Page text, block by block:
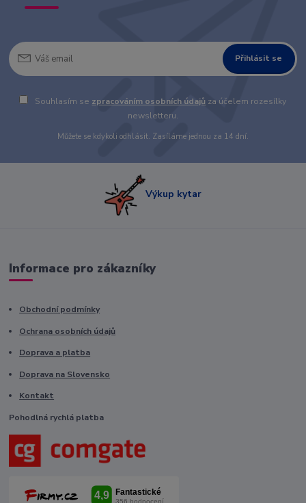
Přihlásit se
Souhlasím se zpracováním osobních údajů za účelem rozesílky
newsletteru.
Můžete se kdykoli odhlásit. Zasíláme jednou za 14 dní.
Výkup kytar
Informace pro zákazníky
Obchodní podmínky
Ochrana osobních údajů
Doprava a platba
Doprava na Slovensko
Kontakt
Pohodlná rychlá platba